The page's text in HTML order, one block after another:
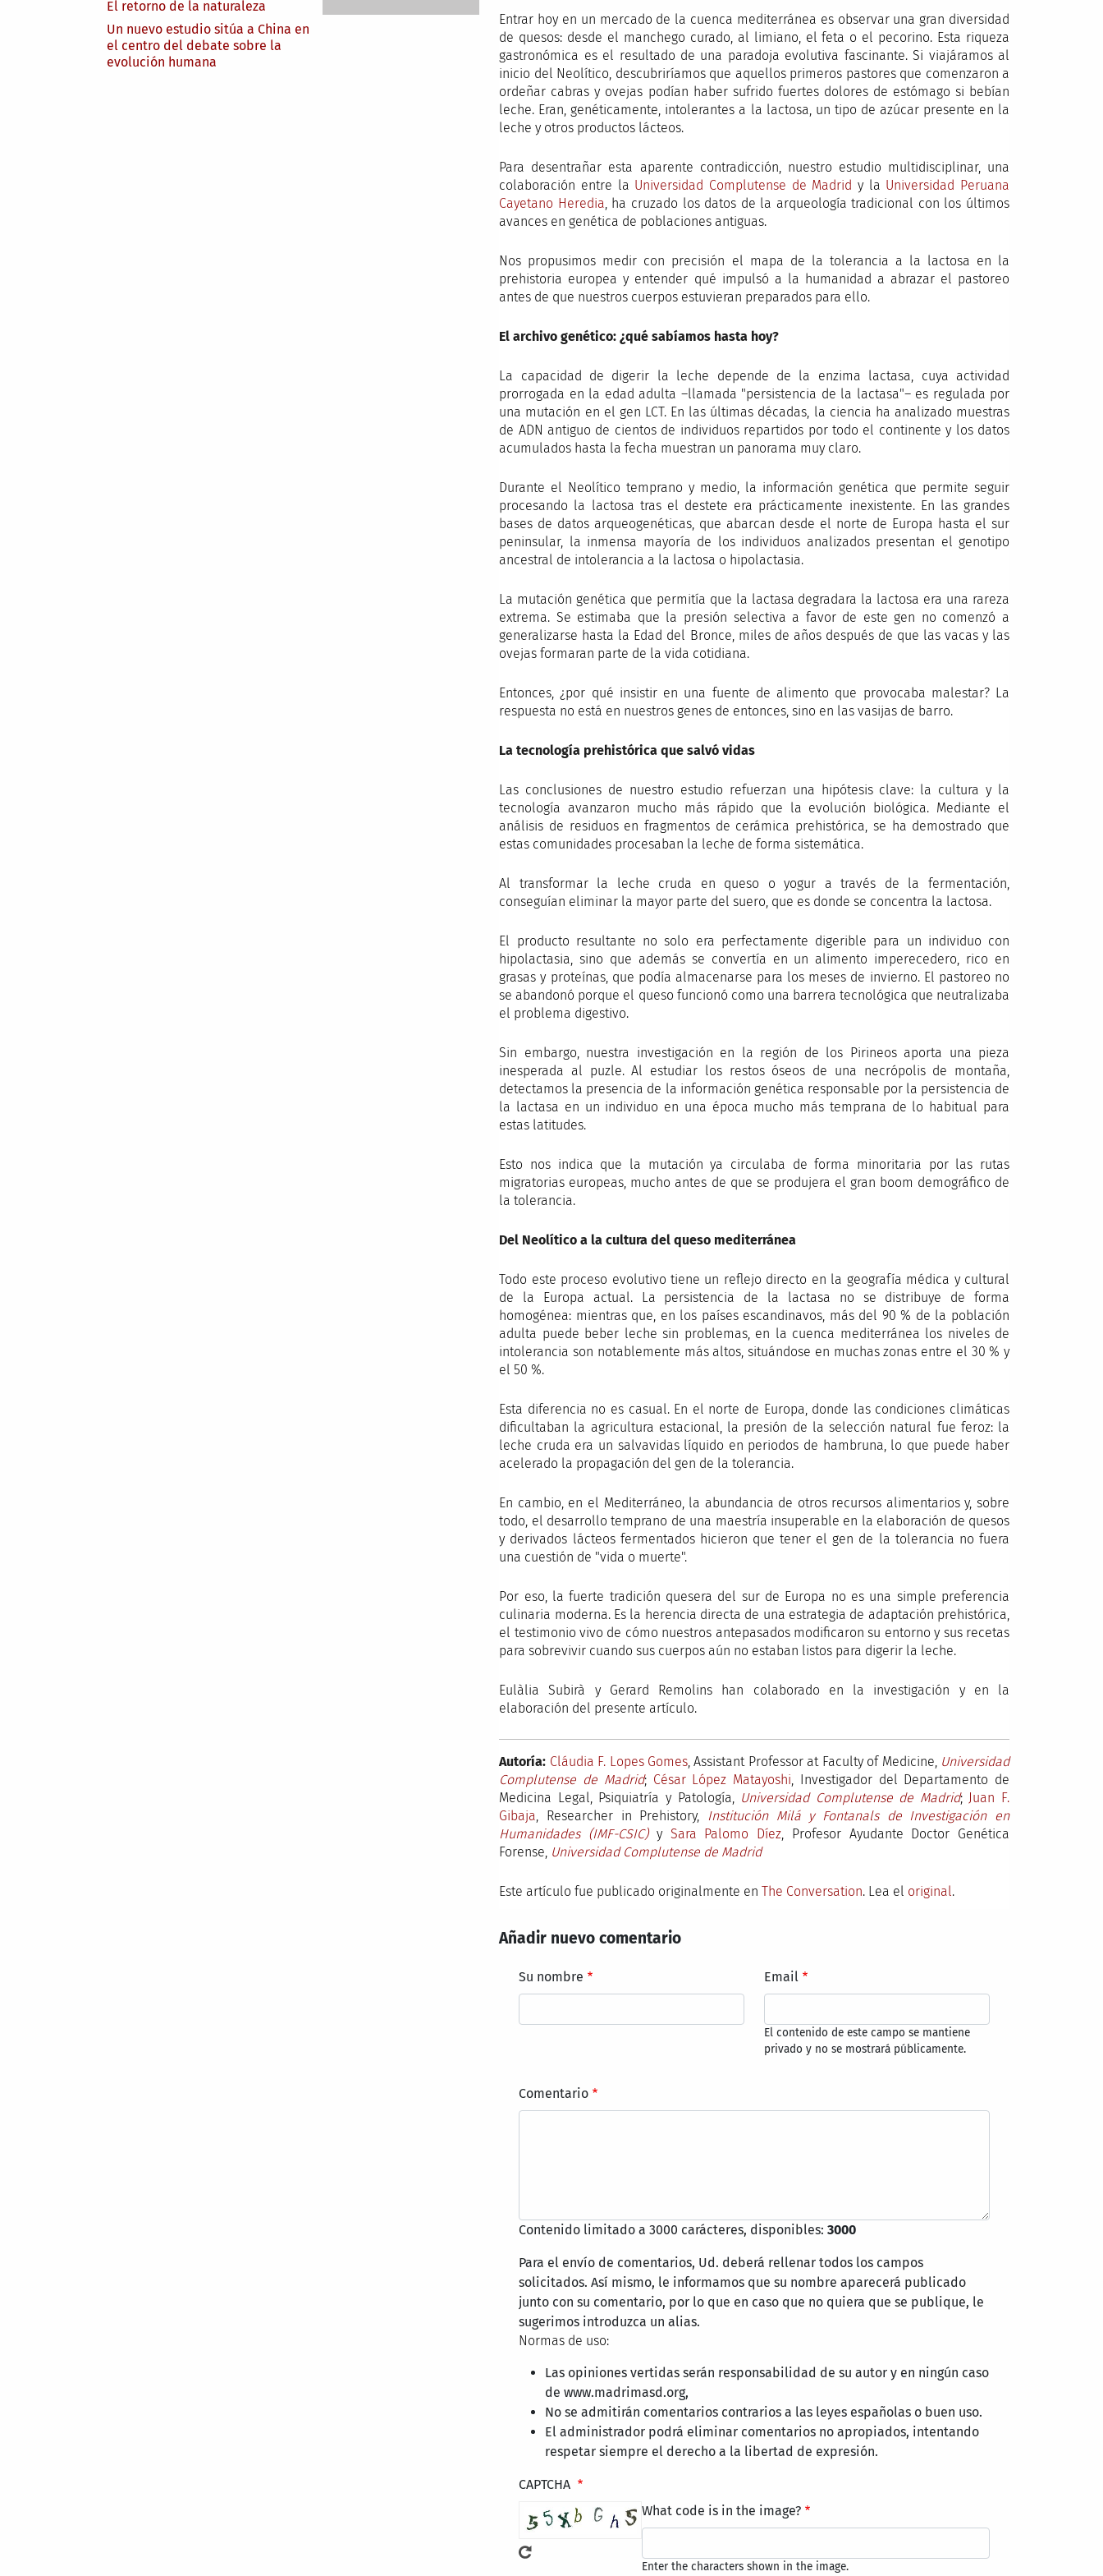
El retorno de la naturaleza
Un nuevo estudio sitúa a China en
el centro del debate sobre la
evolución humana
Entrar hoy en un mercado de la cuenca mediterránea es observar una gran diversidad
de quesos: desde el manchego curado, al limiano, el feta o el pecorino. Esta riqueza
gastronómica es el resultado de una paradoja evolutiva fascinante. Si viajáramos al
inicio del Neolítico, descubriríamos que aquellos primeros pastores que comenzaron a
ordeñar cabras y ovejas podían haber sufrido fuertes dolores de estómago si bebían
leche. Eran, genéticamente, intolerantes a la lactosa, un tipo de azúcar presente en la
leche y otros productos lácteos.
Para desentrañar esta aparente contradicción, nuestro estudio multidisciplinar, una
colaboración entre la Universidad Complutense de Madrid y la Universidad Peruana
Cayetano Heredia, ha cruzado los datos de la arqueología tradicional con los últimos
avances en genética de poblaciones antiguas.
Nos propusimos medir con precisión el mapa de la tolerancia a la lactosa en la
prehistoria europea y entender qué impulsó a la humanidad a abrazar el pastoreo
antes de que nuestros cuerpos estuvieran preparados para ello.
El archivo genético: ¿qué sabíamos hasta hoy?
La capacidad de digerir la leche depende de la enzima lactasa, cuya actividad
prorrogada en la edad adulta –llamada "persistencia de la lactasa"– es regulada por
una mutación en el gen LCT. En las últimas décadas, la ciencia ha analizado muestras
de ADN antiguo de cientos de individuos repartidos por todo el continente y los datos
acumulados hasta la fecha muestran un panorama muy claro.
Durante el Neolítico temprano y medio, la información genética que permite seguir
procesando la lactosa tras el destete era prácticamente inexistente. En las grandes
bases de datos arqueogenéticas, que abarcan desde el norte de Europa hasta el sur
peninsular, la inmensa mayoría de los individuos analizados presentan el genotipo
ancestral de intolerancia a la lactosa o hipolactasia.
La mutación genética que permitía que la lactasa degradara la lactosa era una rareza
extrema. Se estimaba que la presión selectiva a favor de este gen no comenzó a
generalizarse hasta la Edad del Bronce, miles de años después de que las vacas y las
ovejas formaran parte de la vida cotidiana.
Entonces, ¿por qué insistir en una fuente de alimento que provocaba malestar? La
respuesta no está en nuestros genes de entonces, sino en las vasijas de barro.
La tecnología prehistórica que salvó vidas
Las conclusiones de nuestro estudio refuerzan una hipótesis clave: la cultura y la
tecnología avanzaron mucho más rápido que la evolución biológica. Mediante el
análisis de residuos en fragmentos de cerámica prehistórica, se ha demostrado que
estas comunidades procesaban la leche de forma sistemática.
Al transformar la leche cruda en queso o yogur a través de la fermentación,
conseguían eliminar la mayor parte del suero, que es donde se concentra la lactosa.
El producto resultante no solo era perfectamente digerible para un individuo con
hipolactasia, sino que además se convertía en un alimento imperecedero, rico en
grasas y proteínas, que podía almacenarse para los meses de invierno. El pastoreo no
se abandonó porque el queso funcionó como una barrera tecnológica que neutralizaba
el problema digestivo.
Sin embargo, nuestra investigación en la región de los Pirineos aporta una pieza
inesperada al puzle. Al estudiar los restos óseos de una necrópolis de montaña,
detectamos la presencia de la información genética responsable por la persistencia de
la lactasa en un individuo en una época mucho más temprana de lo habitual para
estas latitudes.
Esto nos indica que la mutación ya circulaba de forma minoritaria por las rutas
migratorias europeas, mucho antes de que se produjera el gran boom demográfico de
la tolerancia.
Del Neolítico a la cultura del queso mediterránea
Todo este proceso evolutivo tiene un reflejo directo en la geografía médica y cultural
de la Europa actual. La persistencia de la lactasa no se distribuye de forma
homogénea: mientras que, en los países escandinavos, más del 90 % de la población
adulta puede beber leche sin problemas, en la cuenca mediterránea los niveles de
intolerancia son notablemente más altos, situándose en muchas zonas entre el 30 % y
el 50 %.
Esta diferencia no es casual. En el norte de Europa, donde las condiciones climáticas
dificultaban la agricultura estacional, la presión de la selección natural fue feroz: la
leche cruda era un salvavidas líquido en periodos de hambruna, lo que puede haber
acelerado la propagación del gen de la tolerancia.
En cambio, en el Mediterráneo, la abundancia de otros recursos alimentarios y, sobre
todo, el desarrollo temprano de una maestría insuperable en la elaboración de quesos
y derivados lácteos fermentados hicieron que tener el gen de la tolerancia no fuera
una cuestión de "vida o muerte".
Por eso, la fuerte tradición quesera del sur de Europa no es una simple preferencia
culinaria moderna. Es la herencia directa de una estrategia de adaptación prehistórica,
el testimonio vivo de cómo nuestros antepasados modificaron su entorno y sus recetas
para sobrevivir cuando sus cuerpos aún no estaban listos para digerir la leche.
Eulàlia Subirà y Gerard Remolins han colaborado en la investigación y en la
elaboración del presente artículo.
Autoría: Cláudia F. Lopes Gomes, Assistant Professor at Faculty of Medicine, Universidad
Complutense de Madrid; César López Matayoshi, Investigador del Departamento de
Medicina Legal, Psiquiatría y Patología, Universidad Complutense de Madrid; Juan F.
Gibaja, Researcher in Prehistory, Institución Milá y Fontanals de Investigación en
Humanidades (IMF-CSIC)y Sara Palomo Díez, Profesor Ayudante Doctor Genética
Forense, Universidad Complutense de Madrid
Este artículo fue publicado originalmente enThe Conversation. Lea el original.
Añadir nuevo comentario
Su nombre Email
El contenido de este campo se mantiene
privado y no se mostrará públicamente.
Comentario
Contenido limitado a 3000 carácteres, disponibles:3000
Para el envío de comentarios, Ud. deberá rellenar todos los campos
solicitados. Así mismo, le informamos que su nombre aparecerá publicado
junto con su comentario, por lo que en caso que no quiera que se publique, le
sugerimos introduzca un alias.
Normas de uso:
Las opiniones vertidas serán responsabilidad de su autor y en ningún caso
de www.madrimasd.org,
No se admitirán comentarios contrarios a las leyes españolas o buen uso.
El administrador podrá eliminar comentarios no apropiados, intentando
respetar siempre el derecho a la libertad de expresión.
CAPTCHA
What code is in the image?
Enter the characters shown in the image.